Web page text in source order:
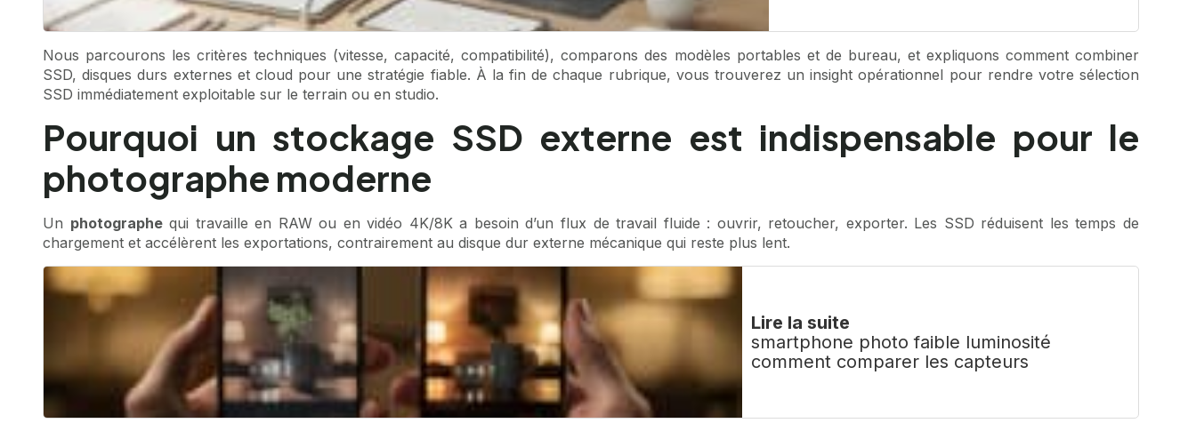
Nous parcourons les critères techniques (vitesse, capacité, compatibilité), comparons des modèles portables et de bureau, et expliquons comment combiner
SSD, disques durs externes et cloud pour une stratégie fiable. À la fin de chaque rubrique, vous trouverez un insight opérationnel pour rendre votre sélection
SSD immédiatement exploitable sur le terrain ou en studio.
Pourquoi un stockage SSD externe est indispensable pour le
photographe moderne
Un photographequi travaille en RAW ou en vidéo 4K/8K a besoin d’un flux de travail fluide : ouvrir, retoucher, exporter. Les SSD réduisent les temps de
chargement et accélèrent les exportations, contrairement au disque dur externe mécanique qui reste plus lent.
Lire la suite
smartphone photo faible luminosité
comment comparer les capteurs